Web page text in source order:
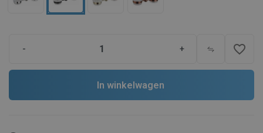
- + favorite_border
In winkelwagen